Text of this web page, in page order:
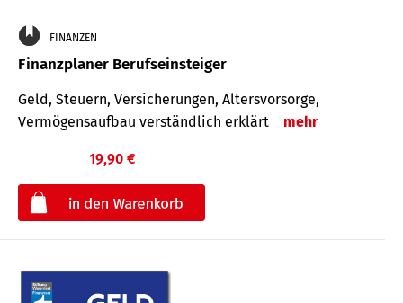
FINANZEN
Finanzplaner Berufseinsteiger
Geld, Steuern, Versicherungen, Altersvorsorge,
Vermögensaufbau verständlich erklärt
mehr
19,90 €